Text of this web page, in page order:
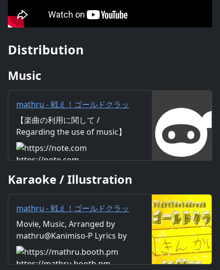
Distribution
Music
mathru - 戦え！ゴールドクラッ
シュ feat. 神威がくぽ - Fight!
GoldCrush! feat. Gackpo
Camui｜mathru
【楽曲の利用に関して /
Regarding the use of music】
https://mathru.net/terms/musi
c 【歌詞 / Lyrics】 Lyrics：
Arrange：mathru Sing：
大地 守ることこそ 俺の使命
さあ いまお見せしよう ゴール
ドクラッシュ！！ “黄金の国”と
呼ばれ 栄えたこの国の 今の
姿 誰が想像できたか 豊かな自
然と 暖かい人の情け 今も残る
https://note.com
Karaoke / Illustration
mathru - 戦え！ゴールドクラッ
シュ feat. 神威がくぽ - Fight!
GoldCrush! feat. Gackpo
Camui - mathruねっと - BOOTH
Movie, Music, Arranged by
mathru@Kanimiso-P Lyrics by
Nihedon
https://mathru.booth.pm